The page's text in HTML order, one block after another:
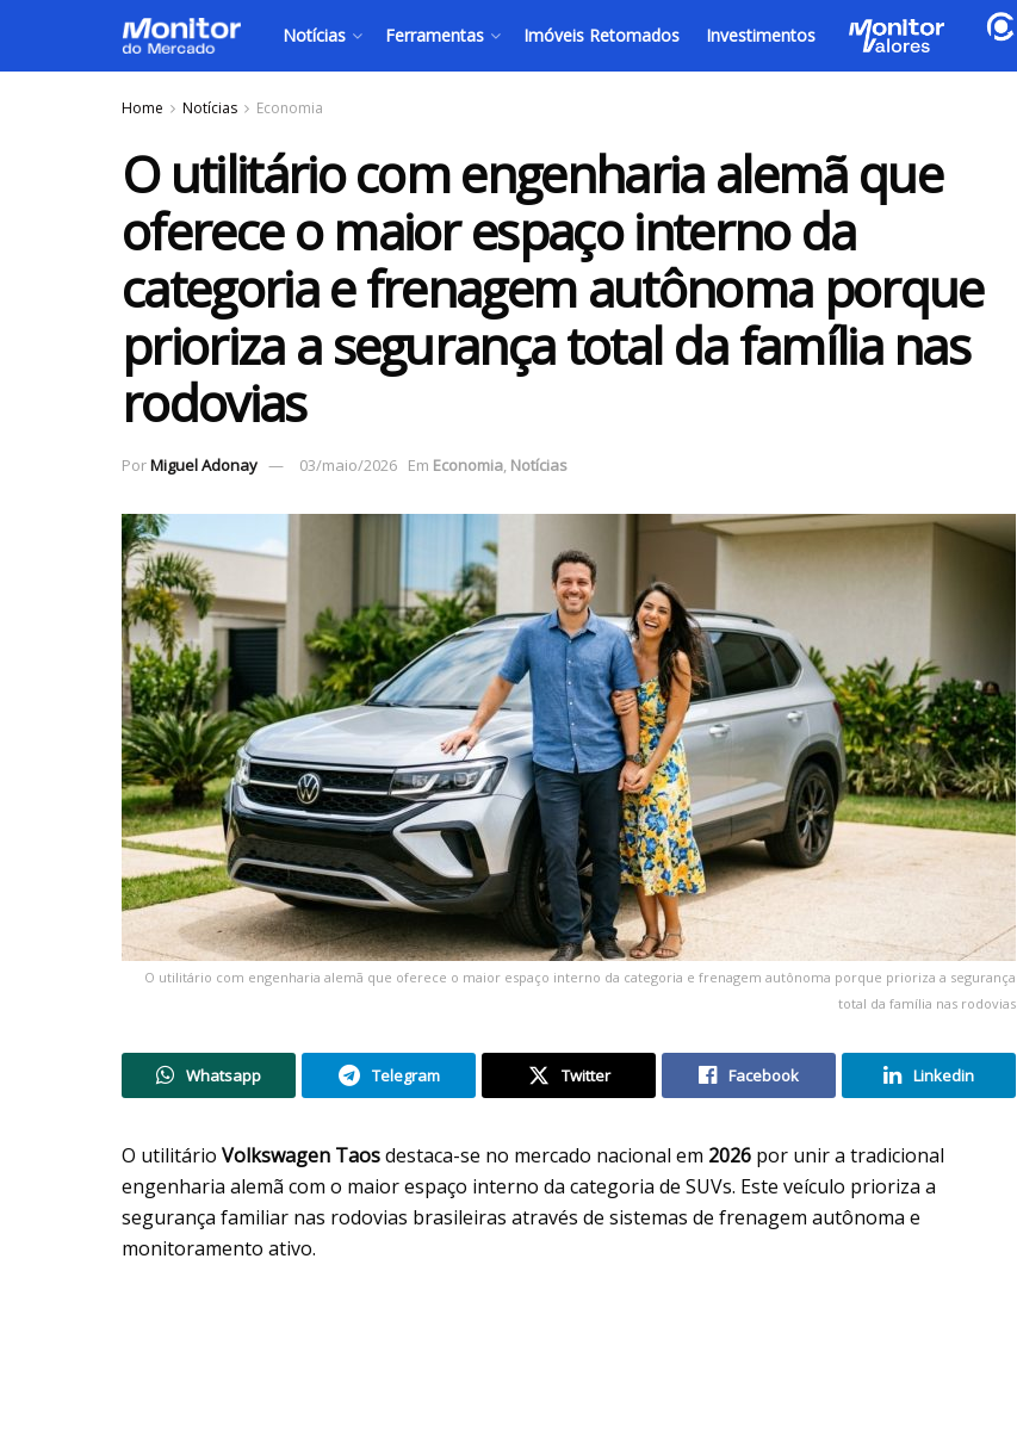
Notícias Ferramentas Imóveis Retomados Investimentos
Home Notícias Economia
O utilitário com engenharia alemã que
oferece o maior espaço interno da
categoria e frenagem autônoma porque
prioriza a segurança total da família nas
rodovias
PorMiguel Adonay 03/maio/2026 Em Economia, Notícias
O utilitário com engenharia alemã que oferece o maior espaço interno da categoria e frenagem autônoma porque prioriza a segurança
total da família nas rodovias
Whatsapp Telegram Twitter Facebook Linkedin
O utilitário Volkswagen Taosdestaca-se no mercado nacional em 2026 por unir a tradicional
engenharia alemã com o maior espaço interno da categoria de SUVs. Este veículo prioriza a
segurança familiar nas rodovias brasileiras através de sistemas de frenagem autônoma e
monitoramento ativo.